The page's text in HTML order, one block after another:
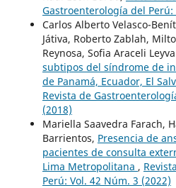
Gastroenterología del Perú:
Carlos Alberto Velasco-
Játiva, Roberto Zablah,
Reynosa, Sofia Araceli
subtipos del síndrome de
de Panamá, Ecuador, El
Revista de
(2018)
Mariella Saavedra Farach,
Barrientos, Presencia de
pacientes de consulta
Lima Metropolitana ,
Perú: Vol. 42 Núm. 3 (2022)